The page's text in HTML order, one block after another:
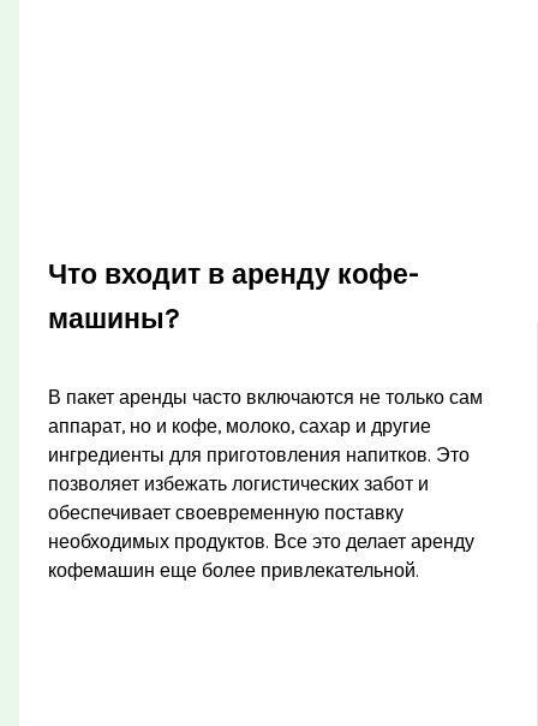
Что входит в аренду кофе-
машины?
В пакет аренды часто включаются не только сам
аппарат, но и кофе, молоко, сахар и другие
ингредиенты для приготовления напитков. Это
позволяет избежать логистических забот и
обеспечивает своевременную поставку
необходимых продуктов. Все это делает аренду
кофемашин еще более привлекательной.